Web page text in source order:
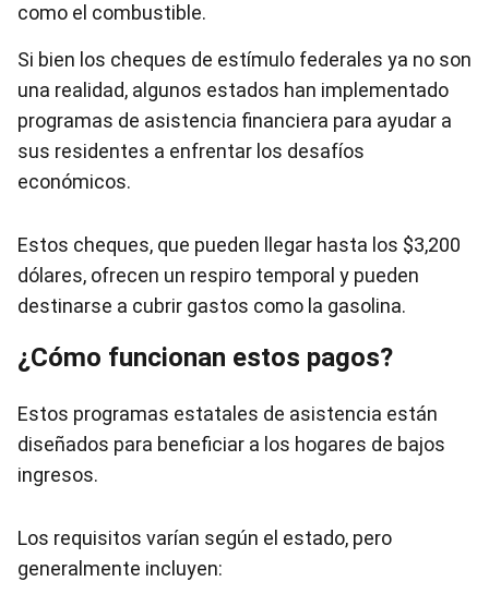
como el combustible.
Si bien los cheques de estímulo federales ya no son
una realidad, algunos estados han implementado
programas de asistencia financiera para ayudar a
sus residentes a enfrentar los desafíos
económicos.
Estos cheques, que pueden llegar hasta los $3,200
dólares, ofrecen un respiro temporal y pueden
destinarse a cubrir gastos como la gasolina.
¿Cómo funcionan estos pagos?
Estos programas estatales de asistencia están
diseñados para beneficiar a los hogares de bajos
ingresos.
Los requisitos varían según el estado, pero
generalmente incluyen: